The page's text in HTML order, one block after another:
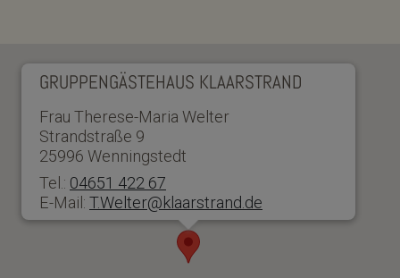
GRUPPENGÄSTEHAUS KLAARSTRAND
Frau Therese-Maria Welter
Strandstraße 9
25996 Wenningstedt
Tel.: 04651 422 67
E-Mail: T.Welter@klaarstrand.de